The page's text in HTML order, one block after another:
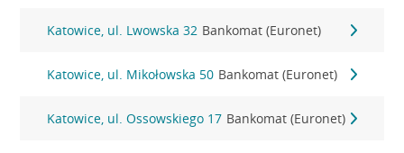
Katowice, ul. Lwowska 32 Bankomat (Euronet)
Katowice, ul. Mikołowska 50 Bankomat (Euronet)
Katowice, ul. Ossowskiego 17 Bankomat (Euronet)